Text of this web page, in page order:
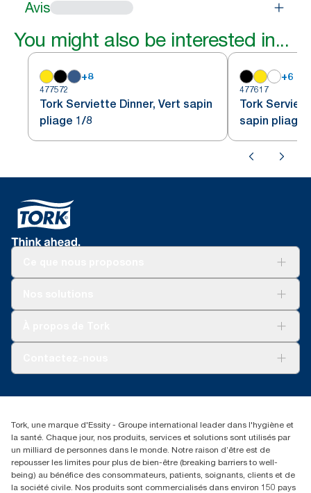
Avis
You might also be interested in...
+8
477572
Tork Serviette Dinner, Vert sapin
pliage 1/8
+6
477617
Tork
sapin pliage
Reclamation pour distributeurs
+41 (0)848/810152
Essity Switzerland AG
Parkstraße 1b
6214 Schenkon
Lundi-jeudi 8:00-16:30 | Vendredi 8:00-15:00
GLN: 7609999000928
Tork, une marque d'Essity - Groupe international leader dans l'hygiène et
la santé. Chaque jour, nos produits, services et solutions sont utilisés par
un milliard de personnes dans le monde. Notre raison d’être est de
repousser les limites pour plus de bien-être (breaking barriers to well-
being) au bénéfice des consommateurs, patients, soignants, clients et de
la société civile. Nos produits sont commercialisés dans environ 150 pays